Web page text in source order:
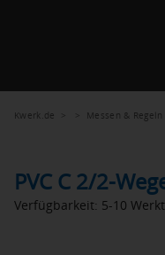
Kwerk.de > > Messen & Regeln
PVC C 2/2-
Verfügbarkeit: 5-10